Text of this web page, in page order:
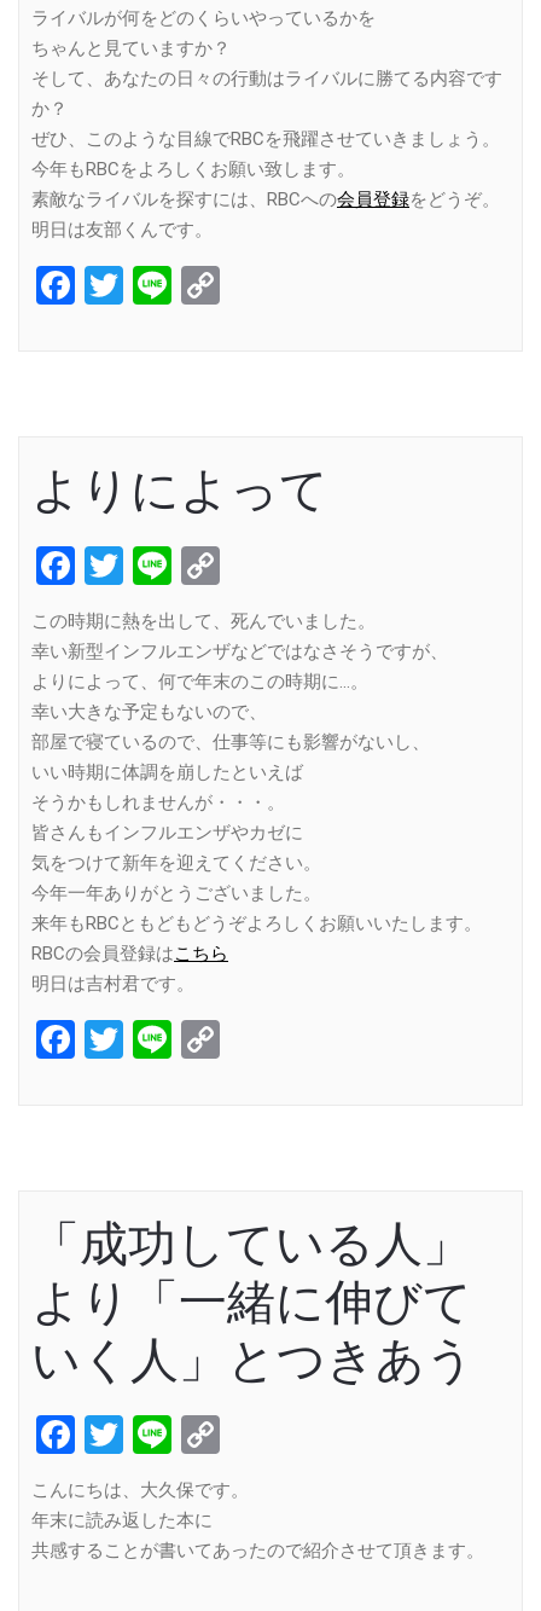
ライバルが何をどのくらいやっているかを
ちゃんと見ていますか？
そして、あなたの日々の行動はライバルに勝てる内容です
か？
ぜひ、このような目線でRBCを飛躍させていきましょう。
今年もRBCをよろしくお願い致します。
素敵なライバルを探すには、RBCへの会員登録をどうぞ。
明日は友部くんです。
Facebook
Twitter
Line
よりによって
Facebook
Twitter
Line
Link
この時期に熱を出して、死んでいました。
幸い新型インフルエンザなどではなさそうですが、
よりによって、何で年末のこの時期に…。
幸い大きな予定もないので、
部屋で寝ているので、仕事等にも影響がないし、
いい時期に体調を崩したといえば
そうかもしれませんが・・・。
皆さんもインフルエンザやカゼに
気をつけて新年を迎えてください。
今年一年ありがとうございました。
来年もRBCともどもどうぞよろしくお願いいたします。
RBCの会員登録はこちら
明日は吉村君です。
Facebook
Twitter
Line
「成功している人」
より「一緒に伸びて
いく人」とつきあう
Facebook
Twitter
Line
Link
こんにちは、大久保です。
年末に読み返した本に
共感することが書いてあったので紹介させて頂きます。